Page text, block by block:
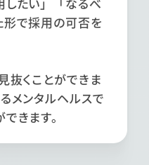
形で採用の可否を
抜くことができま
メンタルヘルスで
きます。